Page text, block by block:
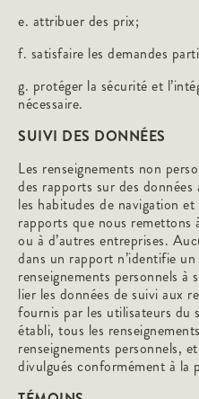
e. attribuer des prix;
f. satisfaire les demandes
g. protéger la sécurité et
nécessaire.
SUIVI DES DONNÉES
Les renseignements non
des rapports sur des
les habitudes de navigation
rapports que nous remettons
ou à d’autres entreprises.
dans un rapport n’identifie
renseignements personnels
lier les données de suivi aux
fournis par les utilisateurs du
établi, tous les
renseignements personnels,
divulgués conformément à la